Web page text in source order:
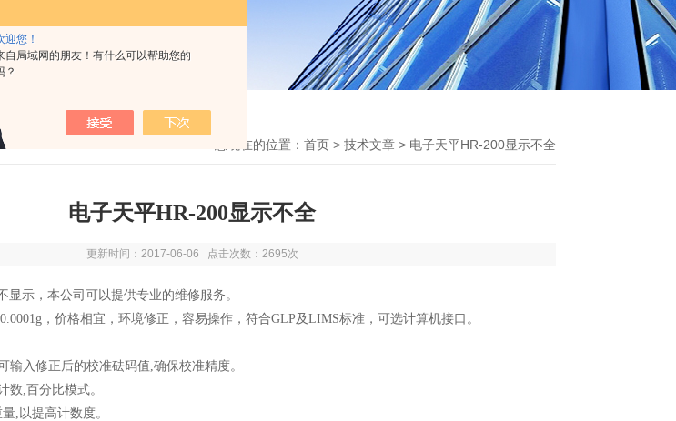
迎您！
自局域网的朋友！有什么可以帮助您的
？
您现在的位置： 首页 > 技术文章 > 电子天平HR-200显示不全
电子天平HR-200显示不全
更新时间：2017-06-06 点击次数：2695次
显示，本公司可以提供专业的维修服务。
， 价格相宜，环境修正，容易操作，符合GLP及LIMS标准，可选计算机接口。
输入修正后的校准砝码值,确保校准精度。
数,百分比模式。
,以提高计数度。